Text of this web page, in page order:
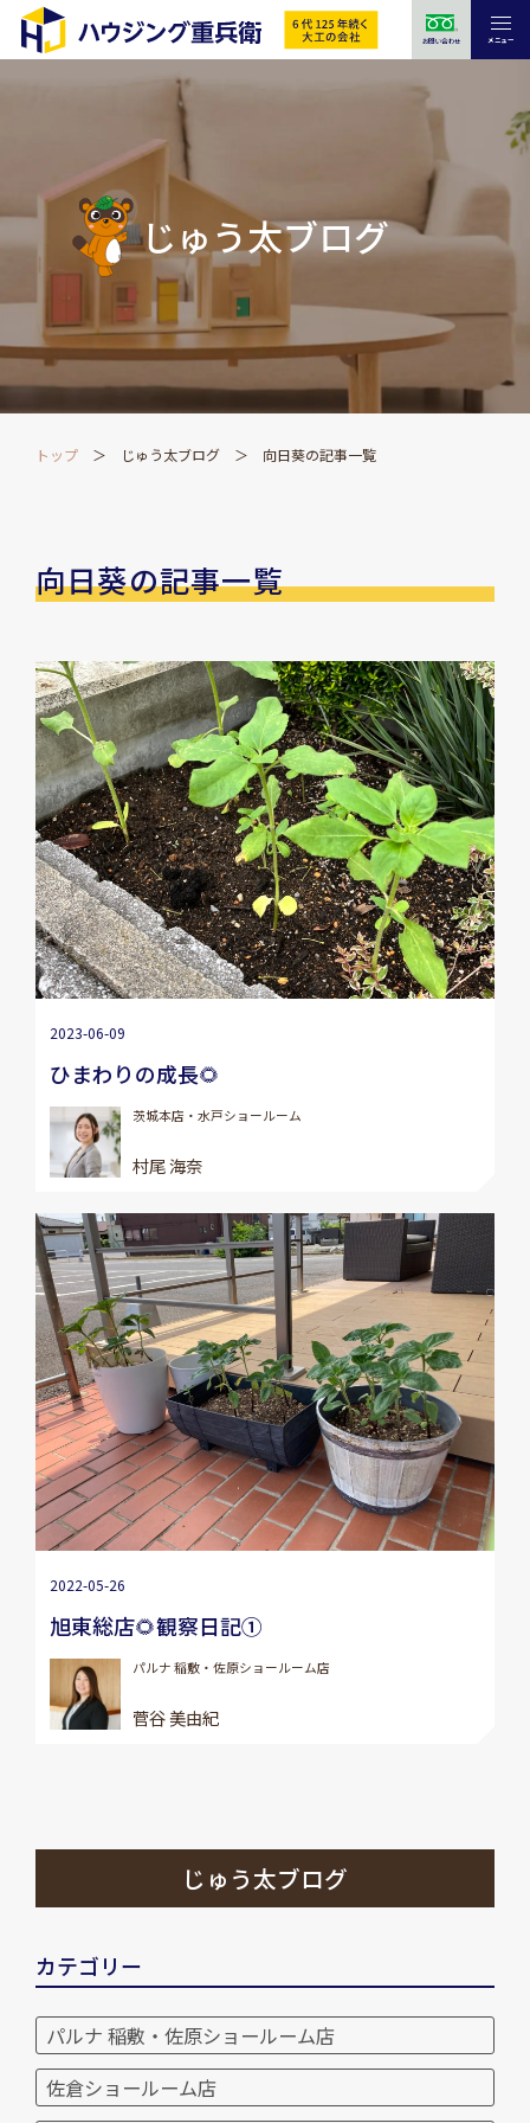
お問い合わせ メニュー
じゅう太ブログ
トップ じゅう太ブログ 向日葵の記事一覧
向日葵の記事一覧
2023-06-09
ひまわりの成長🌻
茨城本店・水戸ショールーム
村尾 海奈
2022-05-26
旭東総店🌻観察日記①
パルナ 稲敷・佐原ショールーム店
菅谷 美由紀
じゅう太ブログ
カテゴリー
パルナ 稲敷・佐原ショールーム店
佐倉ショールーム店